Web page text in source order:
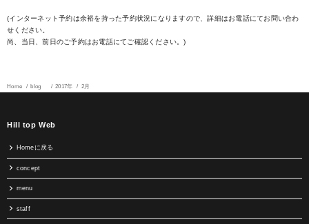
(インターネット予約は余裕を持った予約状況になりますので、詳細はお電話にてお問い合わ
せください。
尚、当日、前日のご予約はお電話にてご確認ください。)
Home blog 2017年 2月
Hill top Web
Homeに戻る
concept
menu
staff